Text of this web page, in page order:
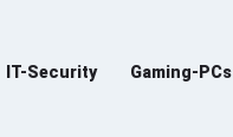
IT-Security Gaming-PCs